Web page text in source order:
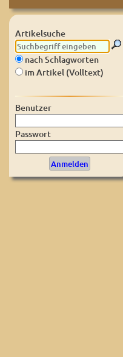
Artikelsuche
nach Schlagworten
im Artikel (Volltext)
Benutzer
Passwort